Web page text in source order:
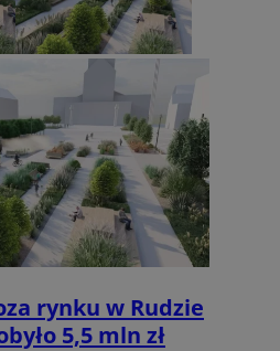
rynku w Rudzie
5,5 mln zł